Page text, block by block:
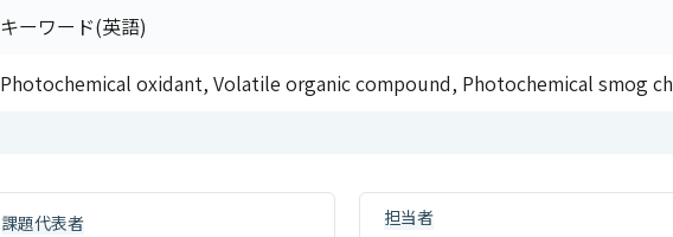
キーワード(英語)
Photochemical oxidant, Volatile organic compound, Photochemical smog
課題代表者 担当者